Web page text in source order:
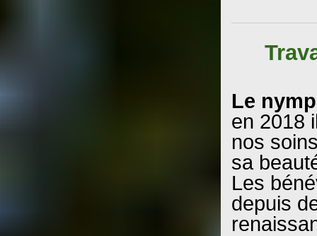
Le
en 2018
nos
sa
Les
depuis